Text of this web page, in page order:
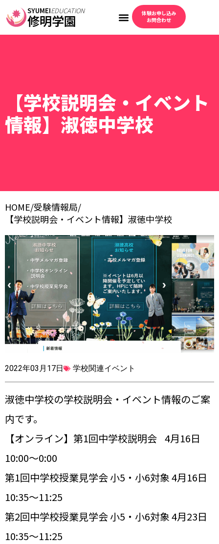
SYUMEIEDUCATION
修明学園
体験お申し込み
お問合わせ
【学校説明会・イベント
情報】淑徳中学校
HOME/受験情報局/
【学校説明会・イベント情報】淑徳中学校
2022年03月17日 学校関連イベント
淑徳中学校の学校説明会・イベント情報のご案
内です。
【オンライン】第1回中学校説明会 4月16日
10:00～0:00
第1回中学校授業見学会 小5・小6対象 4月16日
10:35～11:25
第2回中学校授業見学会 小5・小6対象 4月23日
10:35～11:25